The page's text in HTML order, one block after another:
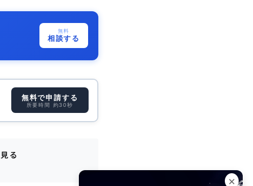
無料
相談する
無料で申請する
所要時間 約30秒
る
✕